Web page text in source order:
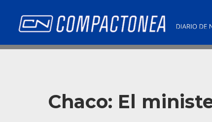
Chaco: El